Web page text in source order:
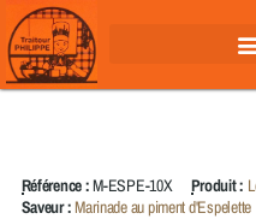
Référence :M-ESPE-10X Produit :
Saveur :Marinade au piment d'Espelette